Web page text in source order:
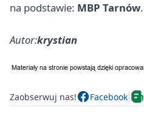
na podstawie: MBP Tarnów.
Autor:krystian
Zaobserwuj nas! Facebook